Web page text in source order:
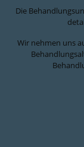
Die
Wir nehmen uns